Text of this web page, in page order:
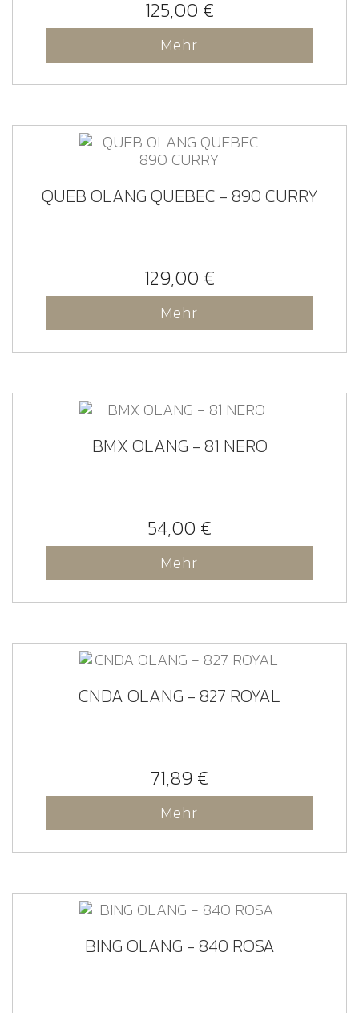
125,00 €
Mehr
QUEB OLANG QUEBEC - 890 CURRY
129,00 €
Mehr
BMX OLANG - 81 NERO
54,00 €
Mehr
CNDA OLANG - 827 ROYAL
71,89 €
Mehr
BING OLANG - 840 ROSA